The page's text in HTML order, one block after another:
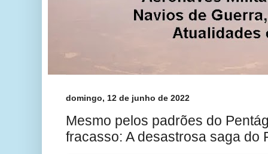
domingo, 12 de junho de 2022
Mesmo pelos padrões do
fracasso: A desastrosa saga do